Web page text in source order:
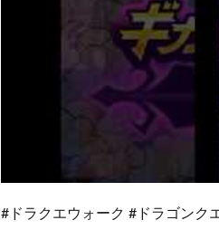
#ドラクエウォーク #ドラゴン